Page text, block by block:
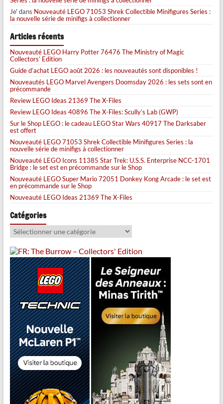
Je' dans Nouveauté LEGO 71053 Shrek Collectible Minifigures Series :
la nouvelle série de minifigs à collectionner
Articles récents
Nouveauté LEGO Harry Potter 76476 The Ministry of Magic
Collectors’ Edition
Guide d’achat LEGO août 2026 : les nouveautés sont disponibles !
Nouveautés LEGO Marvel Avengers Doomsday 2026 : les sets sont en
précommande
Review LEGO Ideas 21369 The X-Files
Review LEGO Ideas 40896 The X-Files: Scully’s Lab (GWP)
Sur le Shop LEGO : le cadeau LEGO Star Wars 40917 The Darksaber
est offert
Nouveauté LEGO 71053 Shrek Collectible Minifigures Series : la
nouvelle série de minifigs à collectionner
Nouveauté LEGO Icons 11385 Star Trek: U.S.S. Enterprise NCC-1701
Bridge : le set est en précommande sur le Shop
Nouveauté LEGO Super Mario 72051 Donkey Kong Arcade : le set est
en précommande sur le Shop
Nouveauté LEGO Ideas 21369 The X-Files
Catégories
Catégories